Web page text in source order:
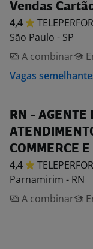
Vendas
4,4
São Paulo - SP
A combinar
Vagas
RN -
COMMERCE
4,4
Parnamirim - RN
A combinar